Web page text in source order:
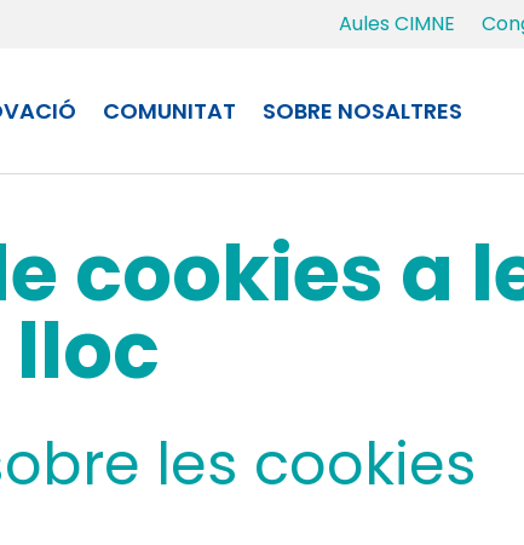
Aules CIMNE
COMUNITAT SOBRE NOSALTRES
cookies a
lloc
les cookies